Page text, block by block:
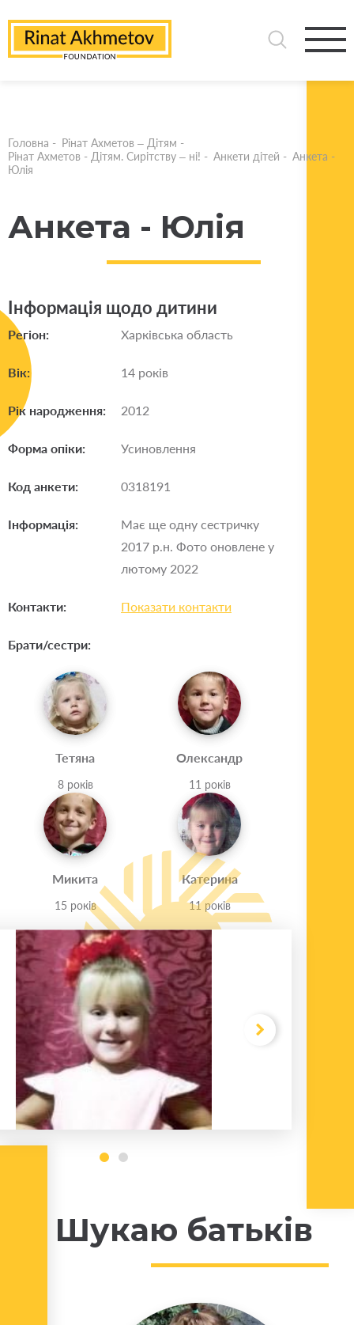
Головна - Рінат Ахметов – Дітям -
Рінат Ахметов - Дітям. Сирітству – ні! - Анкети дітей - Анкета -
Юлія
Анкета - Юлія
Інформація щодо дитини
Регіон: Харківська область
Вік: 14 років
Рік народження: 2012
Форма опіки: Усиновлення
Код анкети: 0318191
Інформація:
Має ще одну сестричку
2017 р.н. Фото оновлене у
лютому 2022
Контакти: Показати контакти
Брати/сестри:
Тетяна
8 років
Олександр
11 років
Микита
15 років
Катерина
11 років
Шукаю батьків